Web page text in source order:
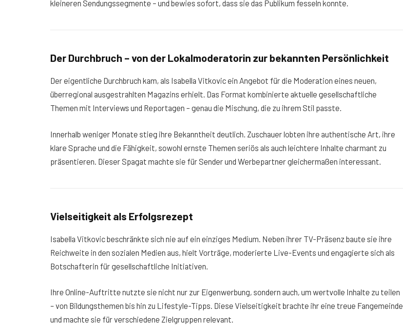
kleineren Sendungssegmente – und bewies sofort, dass sie das Publikum fesseln konnte.
Der Durchbruch – von der Lokalmoderatorin zur bekannten Persönlichkeit
Der eigentliche Durchbruch kam, als Isabella Vitkovic ein Angebot für die Moderation eines neuen,
überregional ausgestrahlten Magazins erhielt. Das Format kombinierte aktuelle gesellschaftliche
Themen mit Interviews und Reportagen – genau die Mischung, die zu ihrem Stil passte.
Innerhalb weniger Monate stieg ihre Bekanntheit deutlich. Zuschauer lobten ihre authentische Art, ihre
klare Sprache und die Fähigkeit, sowohl ernste Themen seriös als auch leichtere Inhalte charmant zu
präsentieren. Dieser Spagat machte sie für Sender und Werbepartner gleichermaßen interessant.
Vielseitigkeit als Erfolgsrezept
Isabella Vitkovic beschränkte sich nie auf ein einziges Medium. Neben ihrer TV-Präsenz baute sie ihre
Reichweite in den sozialen Medien aus, hielt Vorträge, moderierte Live-Events und engagierte sich als
Botschafterin für gesellschaftliche Initiativen.
Ihre Online-Auftritte nutzte sie nicht nur zur Eigenwerbung, sondern auch, um wertvolle Inhalte zu teilen
– von Bildungsthemen bis hin zu Lifestyle-Tipps. Diese Vielseitigkeit brachte ihr eine treue Fangemeinde
und machte sie für verschiedene Zielgruppen relevant.